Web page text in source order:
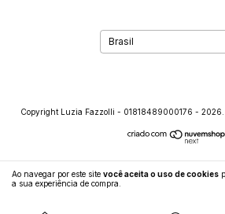
Ao navegar por este site você aceita o uso de cookies
a sua experiência de compra.
Copyright Luzia Fazzolli - 01818489000176 - 2026.